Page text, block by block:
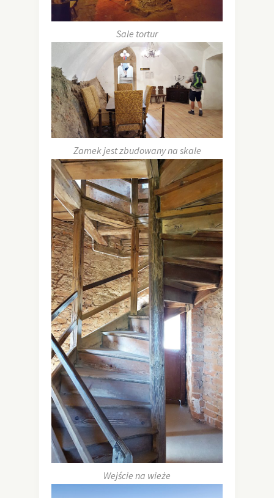
Sale tortur
Zamek jest zbudowany na skale
Wejście na wieże